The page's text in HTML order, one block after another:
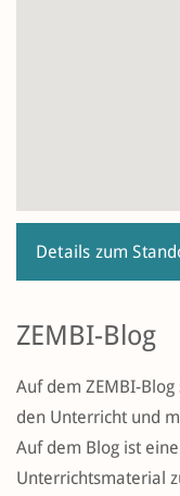
Details zum
ZEMBI-Blog
Auf dem ZEMBI-
den Unterricht und
Auf dem Blog ist
Unterrichtsmaterial